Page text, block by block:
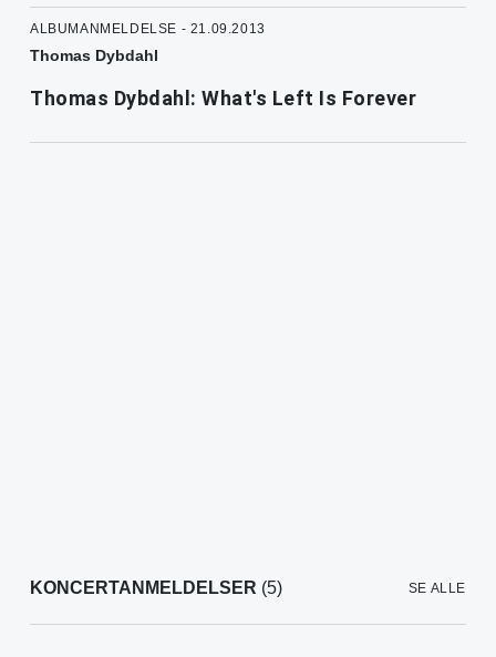
ALBUMANMELDELSE - 21.09.2013
Thomas Dybdahl
Thomas Dybdahl: What's Left Is Forever
KONCERTANMELDELSER (5) SE ALLE